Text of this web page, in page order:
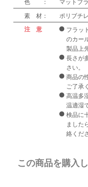
素 材：
ポリブチ
注 意
フラッ
のカー
製品上
長さが
さい。
商品の
ご了承
高温多
温適湿
検品に
ました
絡くだ
この商品を購入